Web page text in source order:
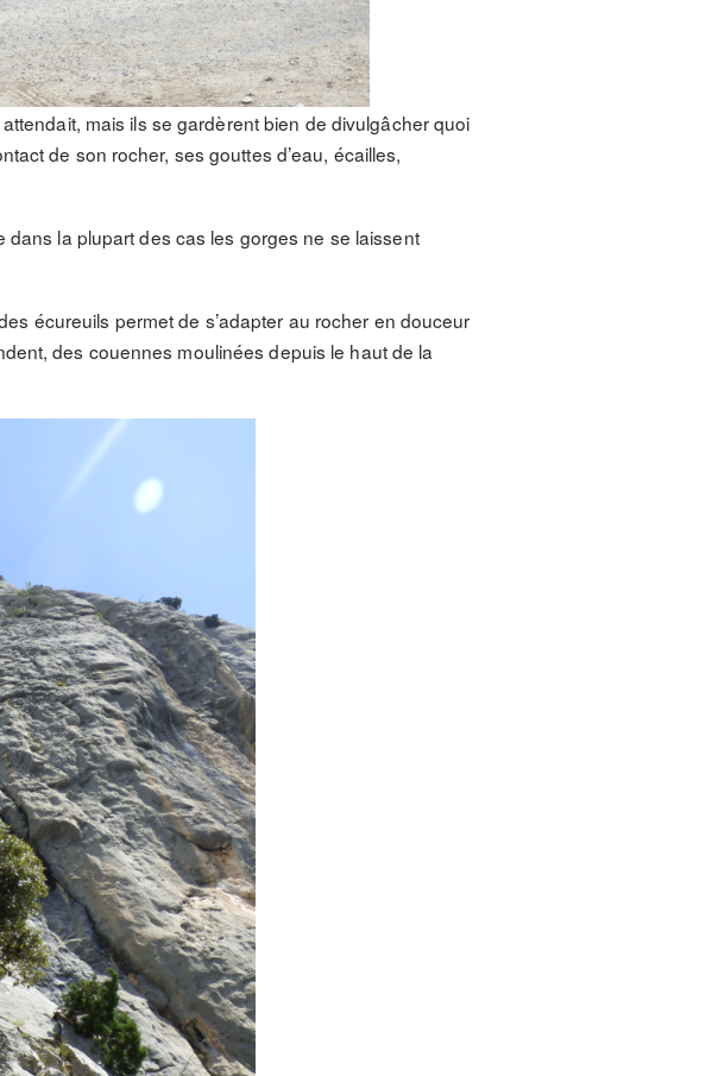
mais ils se gardèrent bien de divulgâcher quoi
de son rocher, ses gouttes d’eau, écailles,
dans la plupart des cas les gorges ne se laissent
écureuils permet de s’adapter au rocher en douceur
des couennes moulinées depuis le haut de la